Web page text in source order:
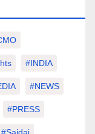
#INDIA
#NEWS
#PRESS